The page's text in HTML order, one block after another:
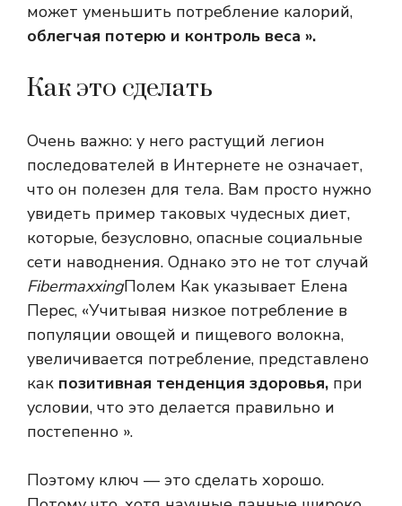
может уменьшить потребление калорий,
облегчая потерю и контроль веса ».
Как это сделать
Очень важно: у него растущий легион
последователей в Интернете не означает,
что он полезен для тела. Вам просто нужно
увидеть пример таковых чудесных диет,
которые, безусловно, опасные социальные
сети наводнения. Однако это не тот случай
FibermaxxingПолем Как указывает Елена
Перес, «Учитывая низкое потребление в
популяции овощей и пищевого волокна,
увеличивается потребление, представлено
как позитивная тенденция здоровья, при
условии, что это делается правильно и
постепенно ».
Поэтому ключ — это сделать хорошо.